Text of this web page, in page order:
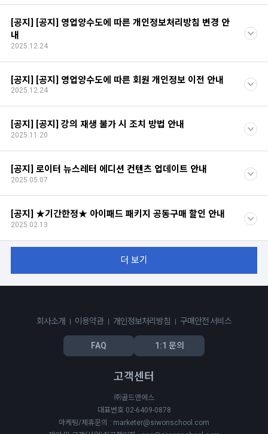
[공지] [공지] 영업양수도에 따른 개인정보처리방침 변경 안
내
2025.12.24
[공지] [공지] 영업양수도에 따른 회원 개인정보 이전 안내
2025.12.24
[공지] [공지] 강의 재생 불가 시 조치 방법 안내
2025.11.20
[공지] 로이터 뉴스레터 에디션 컨텐츠 업데이트 안내
2025.05.07
[공지] ★기간한정★ 아이패드 패키지 공동구매 할인 안내
2025.02.13
더 보기
회사소개 이용약관 개인정보처리방침 구매안전 서비스
FAQ 1:1 문의
고객센터
㈜골드앤에스
대표번호 02-6409-0878
마케팅/제휴문의 : marketer@siwonschool.com